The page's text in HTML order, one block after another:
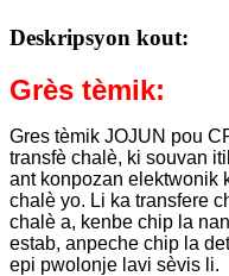
Deskripsyon kout:
Grès tèmik:
Gres tèmik JOJUN pou
transfè chalè, ki souvan
ant konpozan elektwonik
chalè yo. Li ka transfere
chalè a, kenbe chip la
estab, anpeche chip la
epi pwolonje lavi sèvis li.